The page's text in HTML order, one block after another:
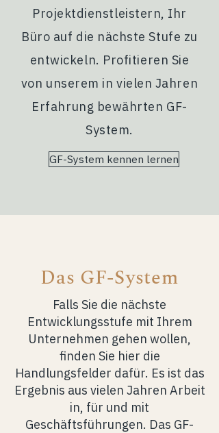
Projektdienstleistern, Ihr
Büro auf die nächste Stufe zu
entwickeln. Profitieren Sie
von unserem in vielen Jahren
Erfahrung bewährten GF-
System.
GF-System kennen lernen
Das GF-System
Falls Sie die nächste
Entwicklungsstufe mit Ihrem
Unternehmen gehen wollen,
finden Sie hier die
Handlungsfelder dafür. Es ist das
Ergebnis aus vielen Jahren Arbeit
in, für und mit
Geschäftsführungen. Das GF-